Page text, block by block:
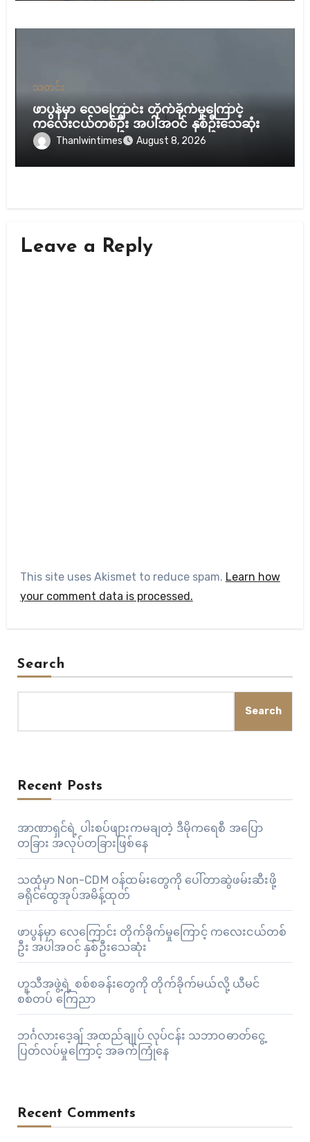
သတင်း
ဖာပွန်မှာ လေကြောင်း တိုက်ခိုက်မှုကြောင့်
ကလေးငယ်တစ်ဦး အပါအဝင် နှစ်ဦးသေဆုံး
Thanlwintimes August 8, 2026
Leave a Reply
This site uses Akismet to reduce spam. Learn how
your comment data is processed.
Search
Search
Recent Posts
အာဏာရှင်ရဲ့ ပါးစပ်ဖျားကမချတဲ့ ဒီမိုကရေစီ အပြော
တခြား အလုပ်တခြားဖြစ်နေ
သထုံမှာ Non-CDM ဝန်ထမ်းတွေကို ပေါ်တာဆွဲဖမ်းဆီးဖို့
ခရိုင်ထွေအုပ်အမိန့်ထုတ်
ဖာပွန်မှာ လေကြောင်း တိုက်ခိုက်မှုကြောင့် ကလေးငယ်တစ်
ဦး အပါအဝင် နှစ်ဦးသေဆုံး
ဟူသီအဖွဲ့ရဲ့ စစ်စခန်းတွေကို တိုက်ခိုက်မယ်လို့ ယီမင်
စစ်တပ် ကြေညာ
ဘင်္ဂလားဒေ့ချ် အထည်ချုပ် လုပ်ငန်း သဘာဝဓာတ်ငွေ့
ပြတ်လပ်မှုကြောင့် အခက်ကြုံနေ
Recent Comments